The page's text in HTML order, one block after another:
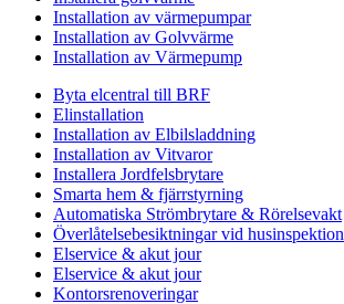
Installation av värmepumpar
Installation av Golvvärme
Installation av Värmepump
Byta elcentral till BRF
Elinstallation
Installation av Elbilsladdning
Installation av Vitvaror
Installera Jordfelsbrytare
Smarta hem & fjärrstyrning
Automatiska Strömbrytare & Rörelsevakt
Överlåtelsebesiktningar vid husinspektion
Elservice & akut jour
Elservice & akut jour
Kontorsrenoveringar